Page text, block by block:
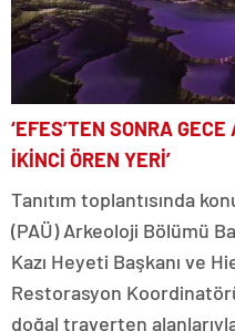
‘EFES’TEN SONRA
İKİNCİ ÖREN YERİ’
Tanıtım toplantısında
(PAÜ) Arkeoloji Bölümü
Kazı Heyeti Başkanı ve
Restorasyon
doğal traverten